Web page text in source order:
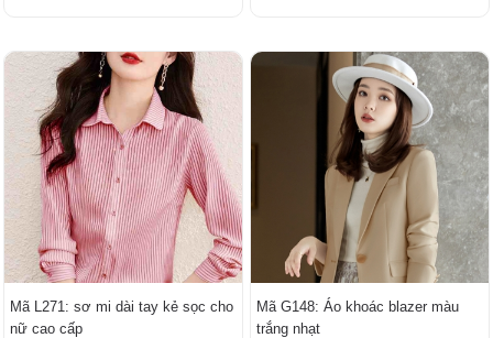
Mã L271: sơ mi dài tay kẻ sọc cho
nữ cao cấp
Mã G148: Áo khoác blazer màu
trắng nhạt